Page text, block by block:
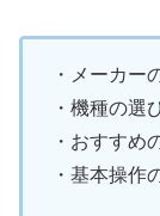
・メーカー
・機種の選
・おすすめ
・基本操作